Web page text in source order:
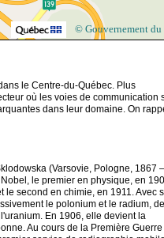
© Gouvernement du
le Centre-du-Québec. Plus
où les voies de communication
dans leur domaine. On
(Varsovie, Pologne, 1867 –
le premier en physique, en
second en chimie, en 1911. Avec
le polonium et le radium,
En 1906, elle devient la
Au cours de la Première Guerre